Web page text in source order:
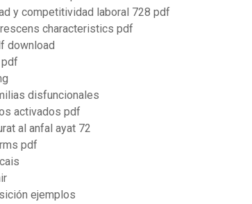
y competitividad laboral 728 pdf
characteristics pdf
download
pdf
disfuncionales
activados pdf
al anfal ayat 72
pdf
ejemplos